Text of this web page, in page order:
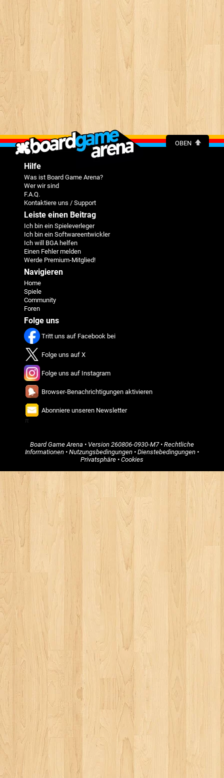
OBEN
Hilfe
Was ist Board Game Arena?
Wer wir sind
F.A.Q.
Kontaktiere uns / Support
Leiste einen Beitrag
Ich bin ein Spieleverleger
Ich bin ein Softwareentwickler
Ich will BGA helfen
Einen Fehler melden
Werde Premium-Mitglied!
Navigieren
Home
Spiele
Community
Foren
Folge uns
Tritt uns auf Facebook bei
Folge uns auf X
Folge uns auf Instagram
Browser-Benachrichtigungen aktivieren
Abonniere unseren Newsletter
Board Game Arena • Version 260806-0930-M7• Rechtliche
Informationen• Nutzungsbedingungen• Dienstebedingungen•
Privatsphäre• Cookies
π